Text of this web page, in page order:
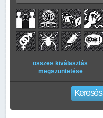
összes kiválasztás
megszüntetése
Keresés